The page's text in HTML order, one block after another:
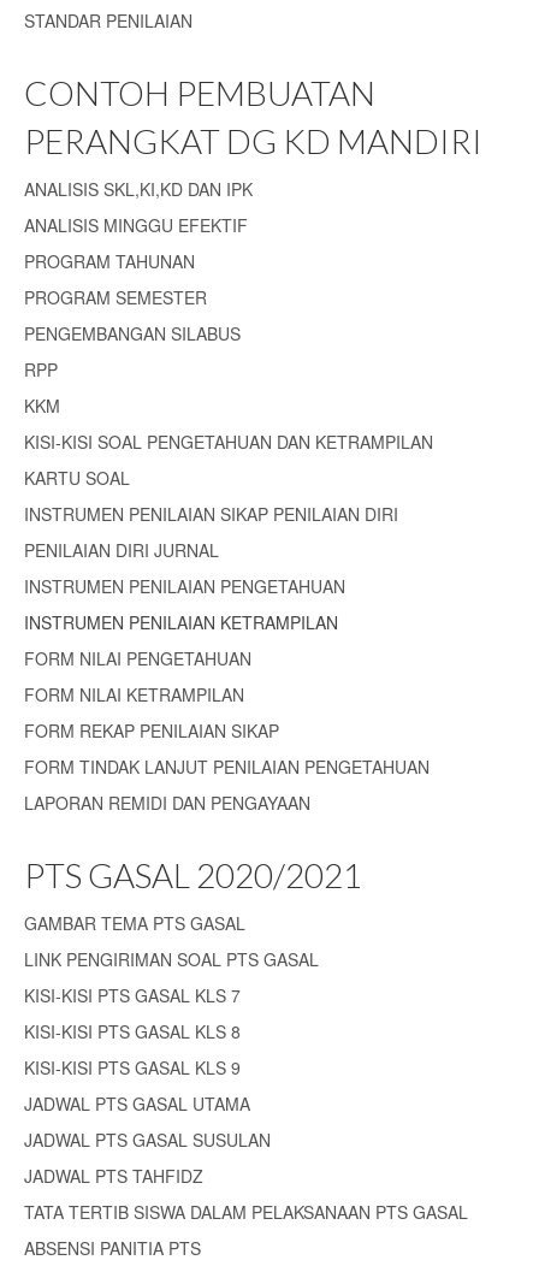
STANDAR PENILAIAN
CONTOH PEMBUATAN
PERANGKAT DG KD MANDIRI
ANALISIS SKL,KI,KD DAN IPK
ANALISIS MINGGU EFEKTIF
PROGRAM TAHUNAN
PROGRAM SEMESTER
PENGEMBANGAN SILABUS
RPP
KKM
KISI-KISI SOAL PENGETAHUAN DAN KETRAMPILAN
KARTU SOAL
INSTRUMEN PENILAIAN SIKAP PENILAIAN DIRI
PENILAIAN DIRI JURNAL
INSTRUMEN PENILAIAN PENGETAHUAN
INSTRUMEN PENILAIAN KETRAMPILAN
FORM NILAI PENGETAHUAN
FORM NILAI KETRAMPILAN
FORM REKAP PENILAIAN SIKAP
FORM TINDAK LANJUT PENILAIAN PENGETAHUAN
LAPORAN REMIDI DAN PENGAYAAN
PTS GASAL 2020/2021
GAMBAR TEMA PTS GASAL
LINK PENGIRIMAN SOAL PTS GASAL
KISI-KISI PTS GASAL KLS 7
KISI-KISI PTS GASAL KLS 8
KISI-KISI PTS GASAL KLS 9
JADWAL PTS GASAL UTAMA
JADWAL PTS GASAL SUSULAN
JADWAL PTS TAHFIDZ
TATA TERTIB SISWA DALAM PELAKSANAAN PTS GASAL
ABSENSI PANITIA PTS